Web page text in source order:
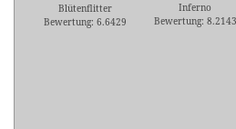
Blütenflitter
Bewertung: 6.6429
Inferno
Bewertung: 8.2143